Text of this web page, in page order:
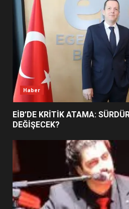
5
6
BURHANİYE
TURNUVASI
DEĞİŞTİRİYOR?
BURHANİYE
YENİ
Haber
EİB’DE KRİTİK ATAMA:
DEĞİŞECEK?